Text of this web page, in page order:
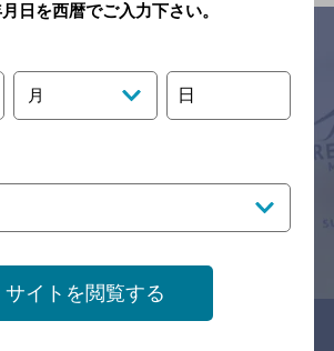
ップ ご意見・ご感想 利用規約
の上ご来店くださいますようお願い申し上げま
す。
日を西暦でご入力下さい。
月 日
サイトを閲覧する